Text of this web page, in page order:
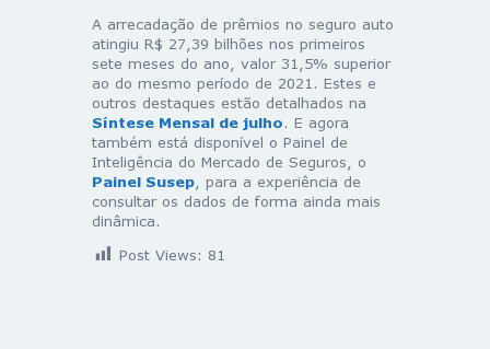
A arrecadação de prêmios no seguro auto
atingiu R$ 27,39 bilhões nos primeiros
sete meses do ano, valor 31,5% superior
ao do mesmo período de 2021. Estes e
outros destaques estão detalhados na
Síntese Mensal de julho. E agora
também está disponível o Painel de
Inteligência do Mercado de Seguros, o
Painel Susep , para a experiência de
consultar os dados de forma ainda mais
dinâmica.
Post Views: 81